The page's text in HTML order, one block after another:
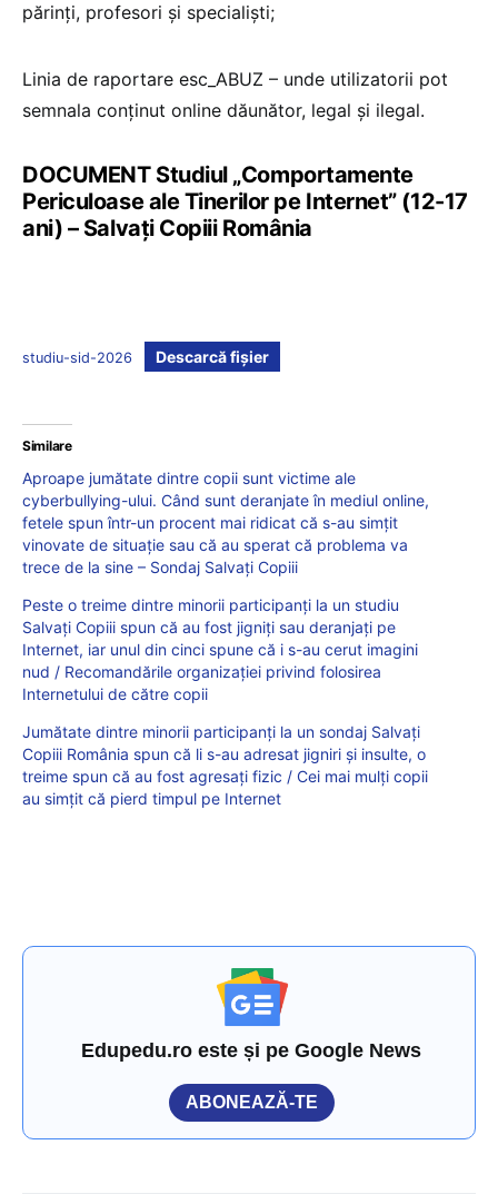
părinţi, profesori şi specialişti;
Linia de raportare esc_ABUZ – unde utilizatorii pot
semnala conţinut online dăunător, legal şi ilegal.
DOCUMENT Studiul „Comportamente
Periculoase ale Tinerilor pe Internet” (12-17
ani) – Salvaţi Copiii România
studiu-sid-2026 Descarcă fișier
Similare
Aproape jumătate dintre copii sunt victime ale
cyberbullying-ului. Când sunt deranjate în mediul online,
fetele spun într-un procent mai ridicat că s-au simțit
vinovate de situație sau că au sperat că problema va
trece de la sine – Sondaj Salvați Copiii
Peste o treime dintre minorii participanți la un studiu
Salvați Copiii spun că au fost jigniți sau deranjați pe
Internet, iar unul din cinci spune că i s-au cerut imagini
nud / Recomandările organizației privind folosirea
Internetului de către copii
Jumătate dintre minorii participanți la un sondaj Salvați
Copiii România spun că li s-au adresat jigniri și insulte, o
treime spun că au fost agresați fizic / Cei mai mulți copii
au simțit că pierd timpul pe Internet
Edupedu.ro este și pe Google News
ABONEAZĂ-TE